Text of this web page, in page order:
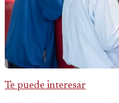
Te puede interesar